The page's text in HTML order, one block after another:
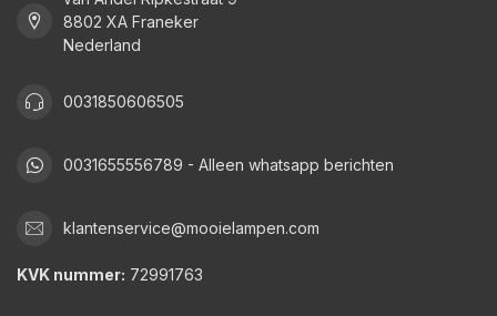
8802 XA Franeker
Nederland
0031850606505
0031655556789 - Alleen whatsapp berichten
klantenservice@mooielampen.com
KVK nummer: 72991763